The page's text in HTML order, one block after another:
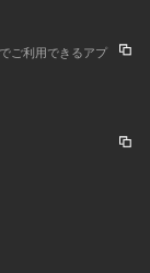
ご利用できるアプ